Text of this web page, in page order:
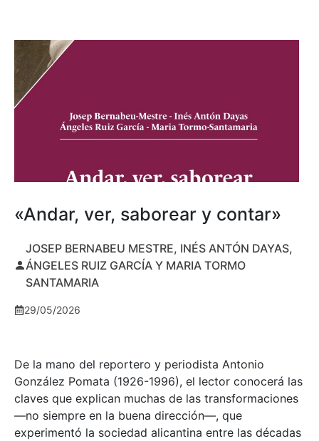
«Andar, ver, saborear y contar»
JOSEP BERNABEU MESTRE, INÉS ANTÓN DAYAS,
ÁNGELES RUIZ GARCÍA Y MARIA TORMO
SANTAMARIA
29/05/2026
De la mano del reportero y periodista Antonio
González Pomata (1926-1996), el lector conocerá las
claves que explican muchas de las transformaciones
—no siempre en la buena dirección—, que
experimentó la sociedad alicantina entre las décadas